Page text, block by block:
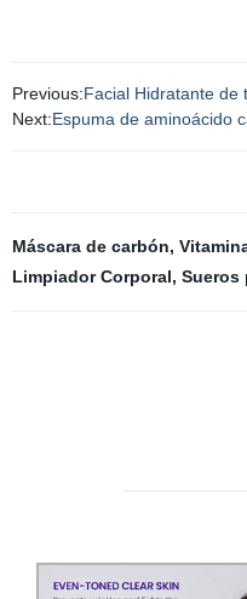
Previous:Facial Hidratante de
Next:Espuma de aminoácido
Máscara de carbón,
Limpiador Corporal, Sueros